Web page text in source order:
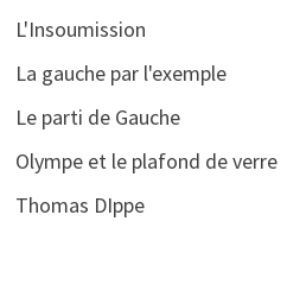
L'Insoumission
La gauche par l'exemple
Le parti de Gauche
Olympe et le plafond de verre
Thomas DIppe